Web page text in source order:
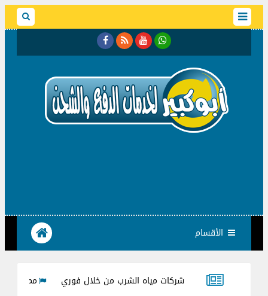
الأقسام
فواتير شركات مياه الشرب من خلال فوري مميزات وعيوب عداد